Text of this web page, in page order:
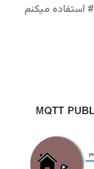
استفاده میکنم